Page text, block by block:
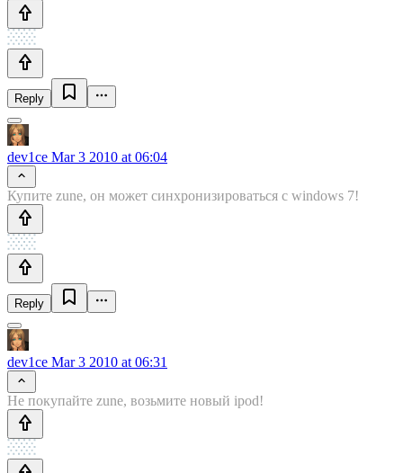
Reply
dev1ce Mar 3 2010 at 06:04
Купите zune, он может синхронизироваться с windows 7!
Reply
dev1ce Mar 3 2010 at 06:31
Не покупайте zune, возьмите новый ipod!